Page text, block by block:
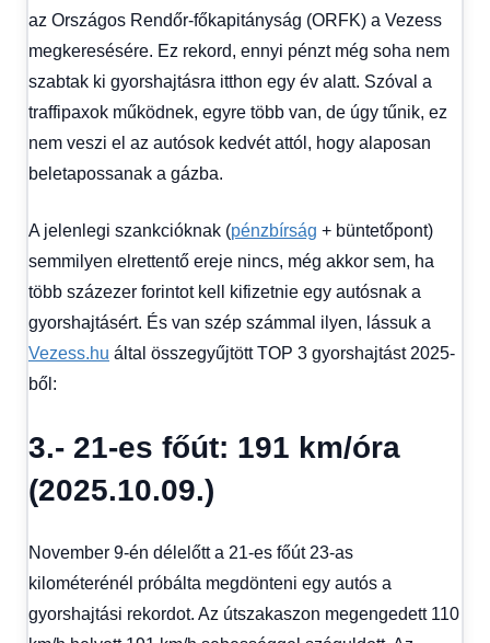
az Országos Rendőr-főkapitányság (ORFK) a Vezess
megkeresésére. Ez rekord, ennyi pénzt még soha nem
szabtak ki gyorshajtásra itthon egy év alatt. Szóval a
traffipaxok működnek, egyre több van, de úgy tűnik, ez
nem veszi el az autósok kedvét attól, hogy alaposan
beletapossanak a gázba.
A jelenlegi szankcióknak (pénzbírság + büntetőpont)
semmilyen elrettentő ereje nincs, még akkor sem, ha
több százezer forintot kell kifizetnie egy autósnak a
gyorshajtásért. És van szép számmal ilyen, lássuk a
Vezess.hu által összegyűjtött TOP 3 gyorshajtást 2025-
ből:
3.- 21-es főút: 191 km/óra
(2025.10.09.)
November 9-én délelőtt a 21-es főút 23-as
kilométerénél próbálta megdönteni egy autós a
gyorshajtási rekordot. Az útszakaszon megengedett 110